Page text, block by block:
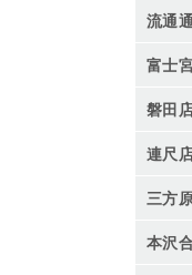
流通
富士
磐田
連尺
三方
本沢